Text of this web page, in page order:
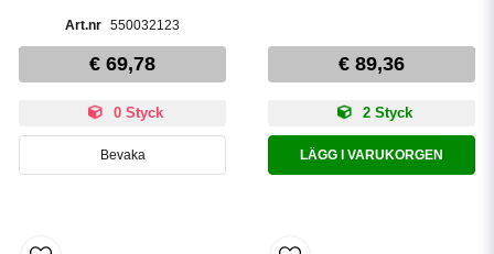
550032123
€ 69,78
0 Styck
Bevaka
€ 89,36
2 Styck
LÄGG I VARUKORGEN